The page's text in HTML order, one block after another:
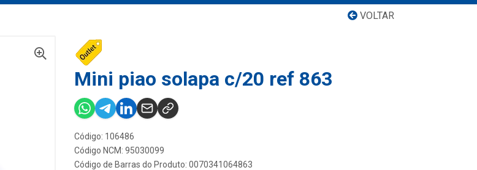
VOLTAR
Mini piao solapa c/20 ref 863
Código: 106486
Código NCM: 95030099
Código de Barras do Produto: 0070341064863